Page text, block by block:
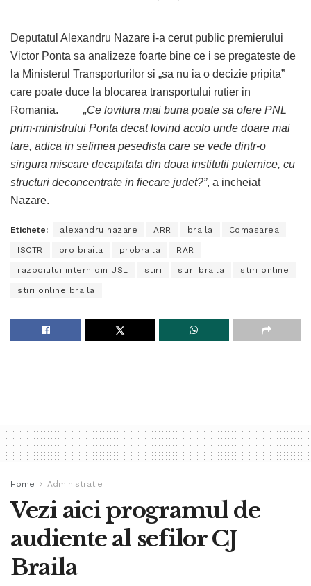
Deputatul Alexandru Nazare i-a cerut public premierului
Victor Ponta sa analizeze foarte bine ce i se pregateste de
la Ministerul Transporturilor si „sa nu ia o decizie pripita”
care poate duce la blocarea transportului rutier in
Romania. „Ce lovitura mai buna poate sa ofere PNL
prim-ministrului Ponta decat lovind acolo unde doare mai
tare, adica in sefimea pesedista care se vede dintr-o
singura miscare decapitata din doua institutii puternice, cu
structuri deconcentrate in fiecare judet?”, a incheiat
Nazare.
Etichete: alexandru nazare ARR braila Comasarea
ISCTR pro braila probraila RAR
razboiului intern din USL stiri stiri braila stiri online
stiri online braila
Home Administratie
Vezi aici programul de
audiente al sefilor CJ
Braila